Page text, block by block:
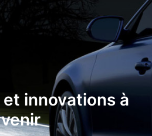
innovations à
venir